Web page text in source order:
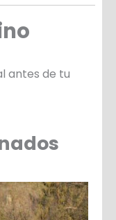
antes de tu